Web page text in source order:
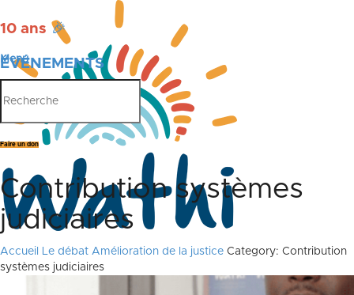
10 ans 🎉
ÉVÉNEMENTS
PUBLICATIONS
Menu
Faire un don
Contribution systèmes
judiciaires
Accueil Le débat Amélioration de la justice Category: Contribution
systèmes judiciaires